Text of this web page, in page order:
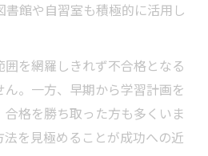
試験の勉強法と合格率の現
を目指す方へのルート選択
を京都府内で比較してみる
約方法と京都府内の特徴
館や自習室も積極的に活用し
を網羅しきれず不合格となる
。一方、早期から学習計画を
格を勝ち取った方も多くいま
を見極めることが成功への近